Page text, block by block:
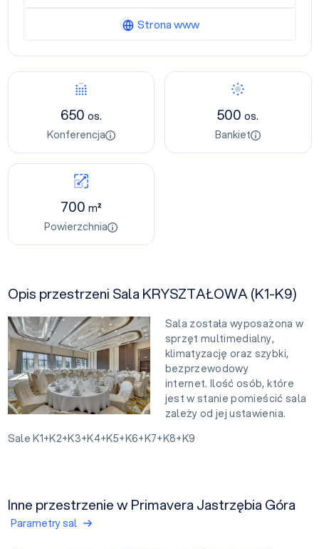
650 os.
Konferencja
500os.
Bankiet
700m²
Powierzchnia
Opis przestrzeni Sala KRYSZTAŁOWA (K1-K9)
Sala została wyposażona w
sprzęt multimedialny,
klimatyzację oraz szybki,
bezprzewodowy
internet. Ilość osób, które
jest w stanie pomieścić sala
zależy od jej ustawienia.
Sale K1+K2+K3+K4+K5+K6+K7+K8+K9
Inne przestrzenie w Primavera Jastrzębia Góra
Parametry sal
Strona www